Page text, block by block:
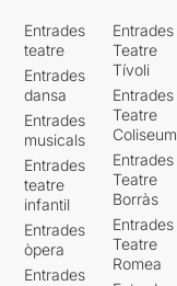
Entrades
teatre
Entrades
dansa
Entrades
musicals
Entrades
teatre
infantil
Entrades
òpera
Entrades
Entrades
Teatre
Tívoli
Entrades
Teatre
Coliseum
Entrades
Teatre
Borràs
Entrades
Teatre
Romea